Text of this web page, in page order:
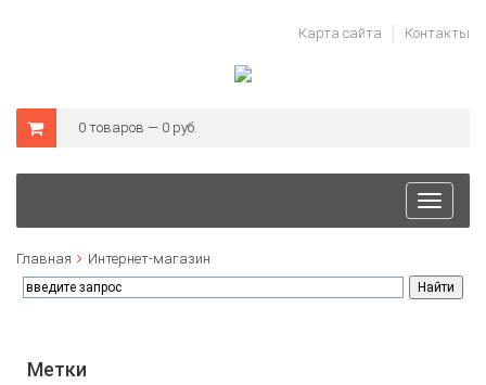
Карта сайта Контакты
0 товаров — 0 руб.
Toggle
Главная Интернет-магазин
Метки